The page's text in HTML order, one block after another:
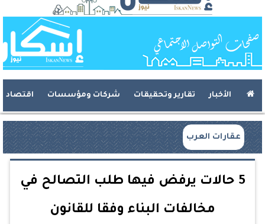
الأخبار تقارير وتحقيقات شركات ومؤسسات اقتصاد
عقارات العرب
5 حالات يرفض فيها طلب التصالح في
مخالفات البناء وفقا للقانون